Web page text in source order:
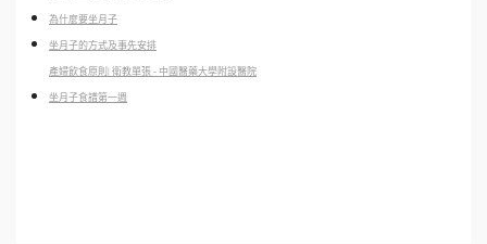
為什麼要坐月子
坐月子的方式及事先安排
產婦飲食原則| 衛教單張 - 中國醫藥大學附設醫院
坐月子食譜第一週